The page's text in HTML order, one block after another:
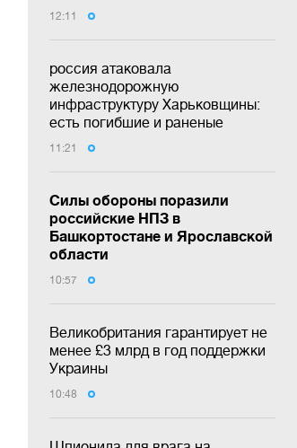
12:11
россия атаковала
железнодорожную
инфраструктуру Харьковщины:
есть погибшие и раненые
11:21
Силы обороны поразили
российские НПЗ в
Башкортостане и Ярославской
области
10:57
Великобритания гарантирует не
менее £3 млрд в год поддержки
Украины
10:48